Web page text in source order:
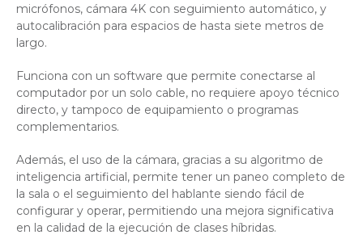
micrófonos, cámara 4K con seguimiento automático, y
autocalibración para espacios de hasta siete metros de
largo.
Funciona con un software que permite conectarse al
computador por un solo cable, no requiere apoyo técnico
directo, y tampoco de equipamiento o programas
complementarios.
Además, el uso de la cámara, gracias a su algoritmo de
inteligencia artificial, permite tener un paneo completo de
la sala o el seguimiento del hablante siendo fácil de
configurar y operar, permitiendo una mejora significativa
en la calidad de la ejecución de clases híbridas.